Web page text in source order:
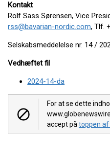
Kontakt
Rolf Sass Sørensen, Vice
rss@bavarian-nordic.com, Tlf.
Selskabsmeddelelse nr. 14 /
Vedhæftet fil
2024-14-da
For at se dette
accept på toppen af